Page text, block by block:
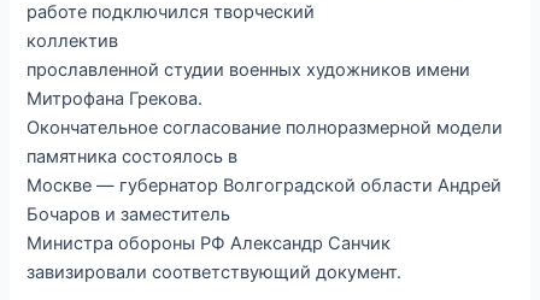
работе подключился творческий
коллектив
прославленной студии военных художников имени
Митрофана Грекова.
Окончательное согласование полноразмерной модели
памятника состоялось в
Москве — губернатор Волгоградской области Андрей
Бочаров и заместитель
Министра обороны РФ Александр Санчик
завизировали соответствующий документ.